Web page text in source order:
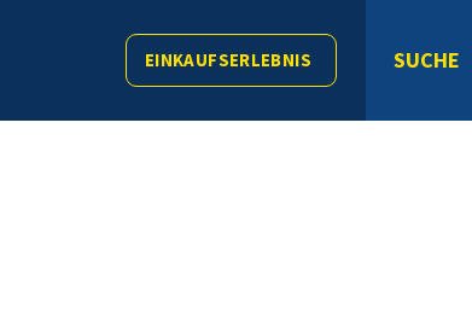
EINKAUFSERLEBNIS SUCHE